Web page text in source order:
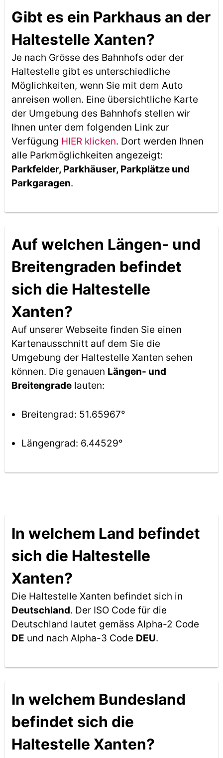
Gibt es ein Parkhaus an der
Haltestelle Xanten?
Je nach Grösse des Bahnhofs oder der
Haltestelle gibt es unterschiedliche
Möglichkeiten, wenn Sie mit dem Auto
anreisen wollen. Eine übersichtliche Karte
der Umgebung des Bahnhofs stellen wir
Ihnen unter dem folgenden Link zur
Verfügung HIER klicken. Dort werden Ihnen
alle Parkmöglichkeiten angezeigt:
Parkfelder, Parkhäuser, Parkplätze und
Parkgaragen.
Auf welchen Längen- und
Breitengraden befindet
sich die Haltestelle
Xanten?
Auf unserer Webseite finden Sie einen
Kartenausschnitt auf dem Sie die
Umgebung der Haltestelle Xanten sehen
können. Die genauen Längen- und
Breitengradelauten:
Breitengrad: 51.65967°
Längengrad: 6.44529°
In welchem Land befindet
sich die Haltestelle
Xanten?
Die Haltestelle Xanten befindet sich in
Deutschland. Der ISO Code für die
Deutschland lautet gemäss Alpha-2 Code
DE und nach Alpha-3 Code DEU.
In welchem Bundesland
befindet sich die
Haltestelle Xanten?